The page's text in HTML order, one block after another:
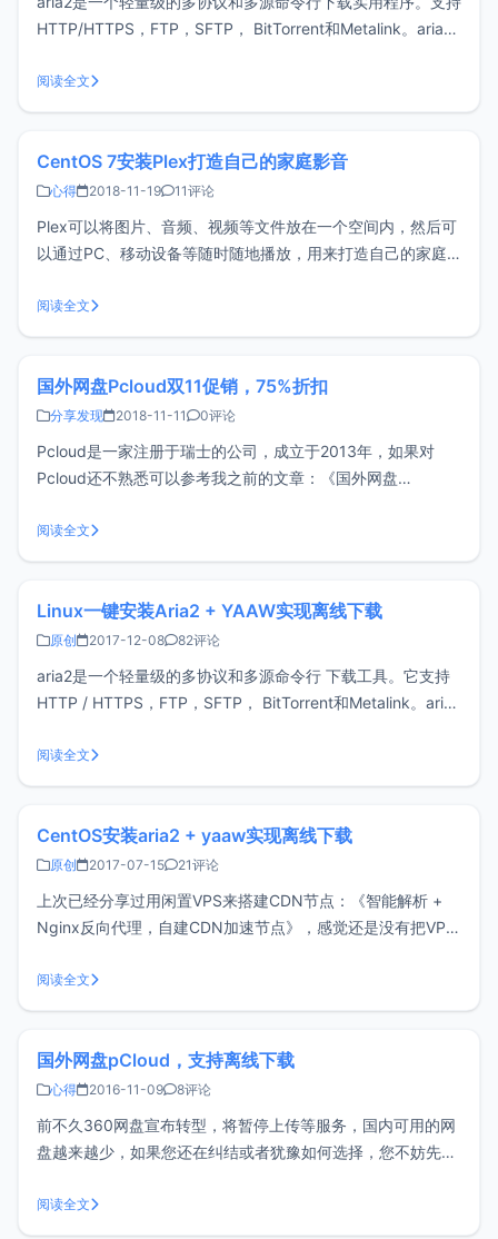
HTTP/HTTPS，FTP，SFTP， BitTorrent和Metalink。aria2
官方提供的源码编译需要非常多的依赖，安装比较麻烦，
Github上已经有人提供了静态
阅读全文
CentOS 7安装Plex打造自己的家庭影音
心得 2018-11-19 11评论
Plex可以将图片、音频、视频等文件放在一个空间内，然后可
以通过PC、移动设备等随时随地播放，用来打造自己的家庭
端，也就是您视频文件存放的服务端，另一部分为客户端。
Plex无论是服务端还是客户端均支持多平台，首先我们来安装
阅读全文
国外网盘Pcloud双11促销，75%折扣
分享发现 2018-11-11 0评论
Pcloud是一家注册于瑞士的公司，成立于2013年，如果对
Pcloud还不熟悉可以参考我之前的文章：《国外网盘
优惠，如果有需要的可以考虑。注册地址
https://www.pcloud.com/新用户注册可获得升級版帳戶一個
阅读全文
Linux一键安装Aria2 + YAAW实现离线下载
原创 2017-12-08 82评论
aria2是一个轻量级的多协议和多源命令行 下载工具。它支持
HTTP / HTTPS，FTP，SFTP， BitTorrent和Metalink。aria2
YAAW则是一个管理aria2的WEB接口，两者结合轻松实现离线
下载，在文章《Ce
阅读全文
CentOS安装aria2 + yaaw实现离线下载
原创 2017-07-15 21评论
上次已经分享过用闲置VPS来搭建CDN节点：《智能解析 +
Nginx反向代理，自建CDN加速节点》，感觉还是没有把VPS
下载。安装aria2aria2是一个轻量级的多协议和多源命令行下
载工具。支持HTTP/ HTTPS，FTP，S
阅读全文
国外网盘pCloud，支持离线下载
心得 2016-11-09 8评论
前不久360网盘宣布转型，将暂停上传等服务，国内可用的网
盘越来越少，如果您还在纠结或者犹豫如何选择，您不妨先看
还发现了另一款国外网盘pCloud。pCloud是一款来自保加利
亚的新兴网盘服务商，目前国内可以正常使用，支持多种客户
阅读全文